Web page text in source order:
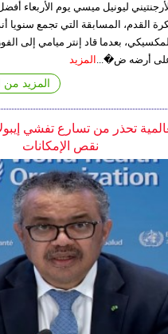
ليونيل ميسي يوم الأربعاء
القدم، المسابقة التي تجمع سنويا
بعدما قاد إنتر ميامي إلى
المزيد
المزيد من
تحذر من تسارع تفشي
نقص الإمكانات